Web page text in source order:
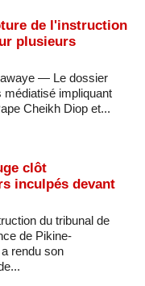
de l'instruction
plusieurs
— Le dossier
médiatisé impliquant
Cheikh Diop et...
clôt
inculpés devant
du tribunal de
de Pikine-
rendu son